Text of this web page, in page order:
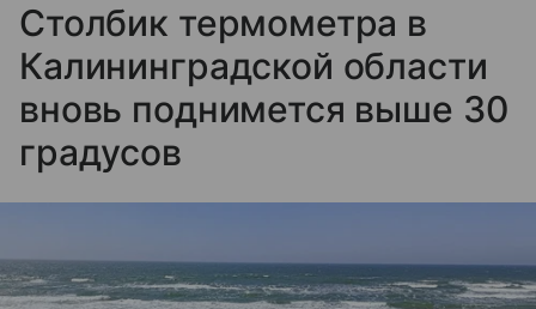
Столбик термометра в
Калининградской области
вновь поднимется выше 30
градусов